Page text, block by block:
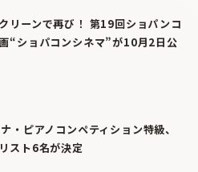
リーンで再び！ 第19回ショパンコ
“ショパコンシネマ”が10月2日公
・ピアノコンペティション特級、
スト6名が決定